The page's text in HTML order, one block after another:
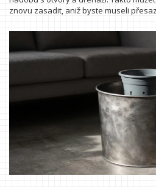
znovu zasadit, aniž byste museli